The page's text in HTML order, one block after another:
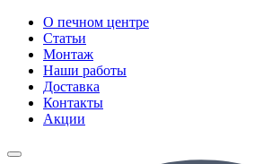
О печном центре
Статьи
Монтаж
Наши работы
Доставка
Контакты
Акции